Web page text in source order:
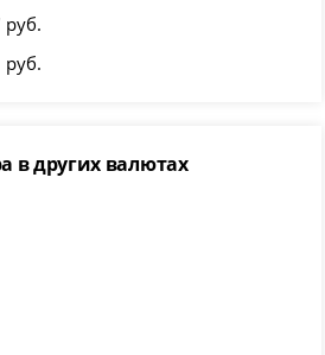
руб.
руб.
в других валютах